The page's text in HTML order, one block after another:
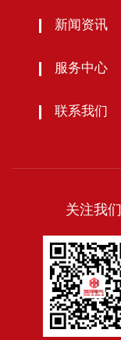
新闻资讯
服务中心
联系我们
关注我们